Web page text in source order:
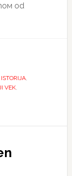
od
ISTORIJA,
VEK,